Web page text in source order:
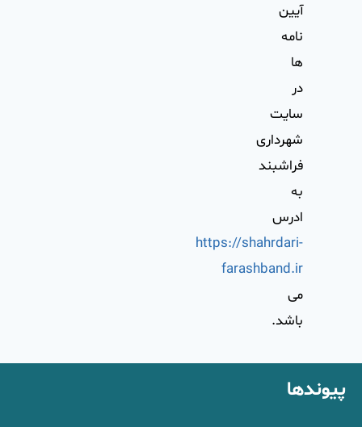
آيين
نامه
ها
در
سايت
شهرداری
فراشبند
به
ادرس
https://shahrdari-
farashband.ir
می
باشد.
پیوندها